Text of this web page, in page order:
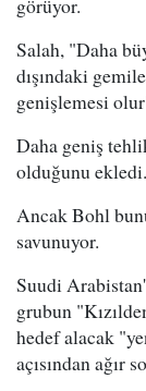
Salah, "Daha
dışındaki
genişlemesi
Daha geniş
olduğunu ekledi.
Ancak Bohl
savunuyor.
Suudi
grubun
hedef alacak
açısından ağır